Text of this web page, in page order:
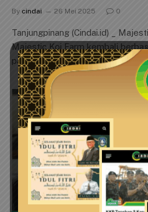
By cindai 26 Mei 2025 0
Tanjungpinang (Cindai.id) _
Majestic Koi Farm kembali
panti asuhan di Kota